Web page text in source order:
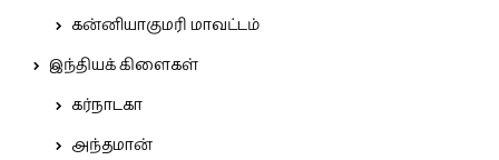
கன்னியாகுமரி மாவட்டம்
இந்தியக் கிளைகள்
கர்நாடகா
அந்தமான்